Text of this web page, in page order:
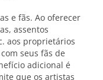
e fãs. Ao oferecer
assentos
aos proprietários
seus fãs de
adicional é
que os artistas